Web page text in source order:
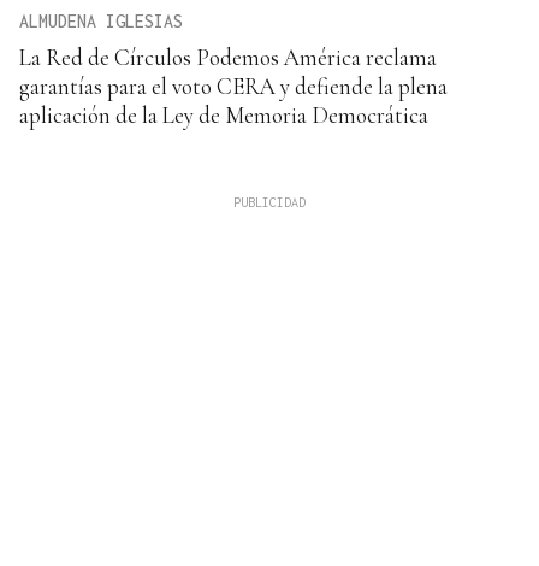
ALMUDENA IGLESIAS
La Red de Círculos Podemos América reclama
garantías para el voto CERA y defiende la plena
aplicación de la Ley de Memoria Democrática